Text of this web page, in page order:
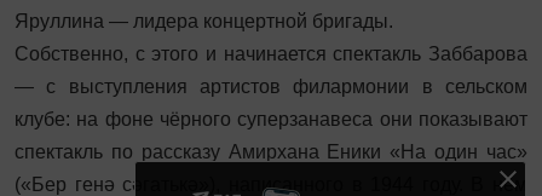
Яруллина — лидера концертной бригады.
Собственно, с этого и начинается спектакль Заббарова
— с выступления артистов филармонии в сельском
клубе: на фоне чёрного суперзанавеса они показывают
спектакль по рассказу Амирхана Еники «На один час»
(«Бер генә сәгатькә»), написанного в 1944 году. В нём